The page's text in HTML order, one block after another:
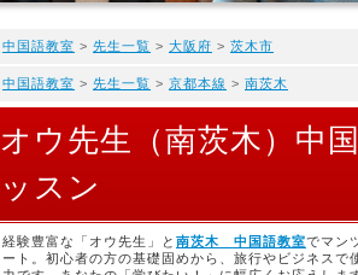
中国語教室 > 先生一覧 > 大阪府 > 茨木市
中国語教室 > 先生一覧 > 京都本線 > 南茨木
オウ先生（南茨木）中
ッスン
経験豊富な「オウ先生」と 南茨木 中国語教室でマン
ート。初心者の方の基礎固めから、旅行やビジネス